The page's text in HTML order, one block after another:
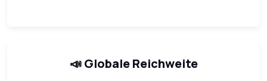
📣 Globale Reichweite